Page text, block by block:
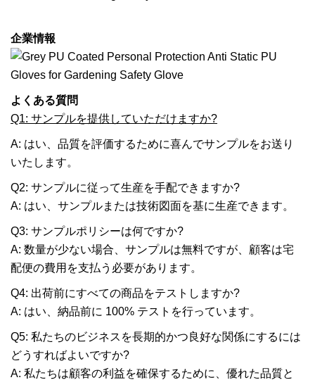
企業情報
よくある質問
Q1: サンプルを提供していただけますか?
A: はい、品質を評価するために喜んでサンプルをお送り
いたします。
Q2: サンプルに従って生産を手配できますか?
A: はい、サンプルまたは技術図面を基に生産できます。
Q3: サンプルポリシーは何ですか?
A: 数量が少ない場合、サンプルは無料ですが、顧客は宅
配便の費用を支払う必要があります。
Q4: 出荷前にすべての商品をテストしますか?
A: はい、納品前に 100% テストを行っています。
Q5: 私たちのビジネスを長期的かつ良好な関係にするには
どうすればよいですか?
A: 私たちは顧客の利益を確保するために、優れた品質と